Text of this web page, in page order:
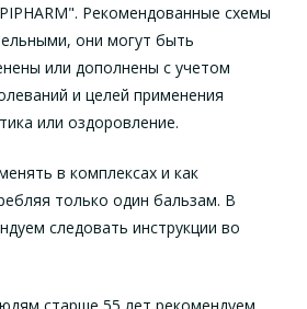
Рекомендованные схемы
они могут быть
или дополнены с учетом
и целей применения
или оздоровление.
в комплексах и как
только один бальзам. В
следовать инструкции во